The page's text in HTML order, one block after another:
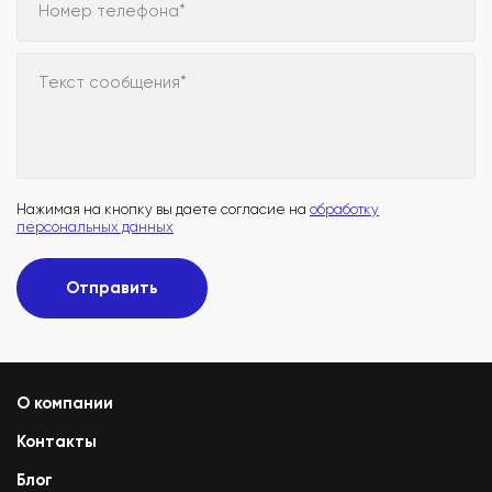
Номер телефона*
Текст сообщения*
Нажимая на кнопку вы даете согласие на обработку
персональных данных
Отправить
О компании
Контакты
Блог